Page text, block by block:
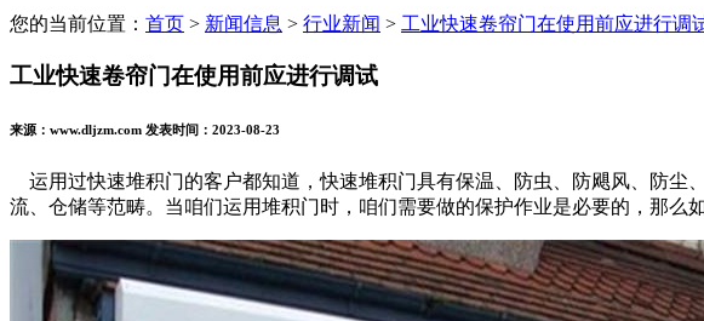
您的当前位置： 首页 > 新闻信息 > 行业新闻 > 工业快速卷帘门在使用前应进行调
工业快速卷帘门在使用前应进行调试
来源：www.dljzm.com 发表时间：2023-08-23
运用过快速堆积门的客户都知道，快速堆积门具有保温、防虫、防飓风、防尘
流、仓储等范畴。当咱们运用堆积门时，咱们需要做的保护作业是必要的，那么